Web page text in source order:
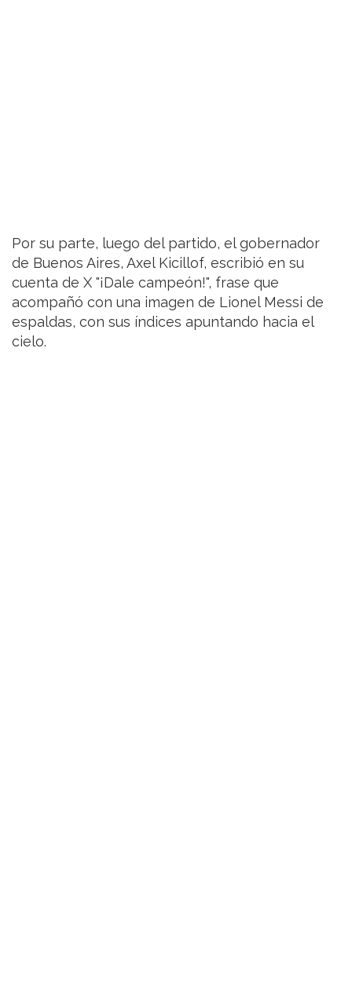
Por su parte, luego del partido, el gobernador
de Buenos Aires, Axel Kicillof, escribió en su
cuenta de X "¡Dale campeón!", frase que
acompañó con una imagen de Lionel Messi de
espaldas, con sus índices apuntando hacia el
cielo.